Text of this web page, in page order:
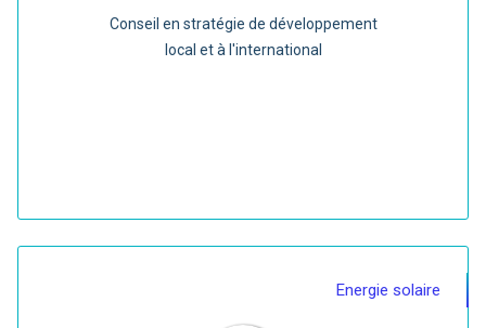
Conseil en stratégie de développement
local et à l'international
Energie solaire